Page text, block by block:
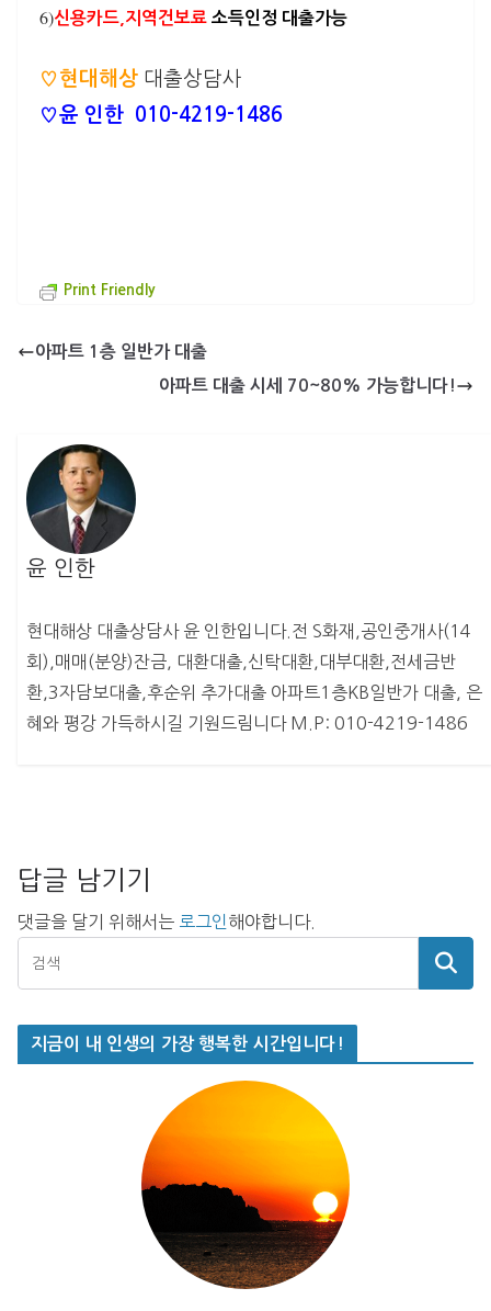
6)신용카드,지역건보료 소득인정 대출가능
♡현대해상 대출상담사
♡윤 인한 010-4219-1486
Print Friendly
아파트 1층 일반가 대출
아파트 대출 시세 70~80% 가능합니다!
윤 인한
현대해상 대출상담사 윤 인한입니다.전 S화재,공인중개사(14
회),매매(분양)잔금, 대환대출,신탁대환,대부대환,전세금반
환,3자담보대출,후순위 추가대출 아파트1층KB일반가 대출, 은
혜와 평강 가득하시길 기원드림니다 M.P: 010-4219-1486
답글 남기기
댓글을 달기 위해서는 로그인 해야합니다.
지금이 내 인생의 가장 행복한 시간입니다!